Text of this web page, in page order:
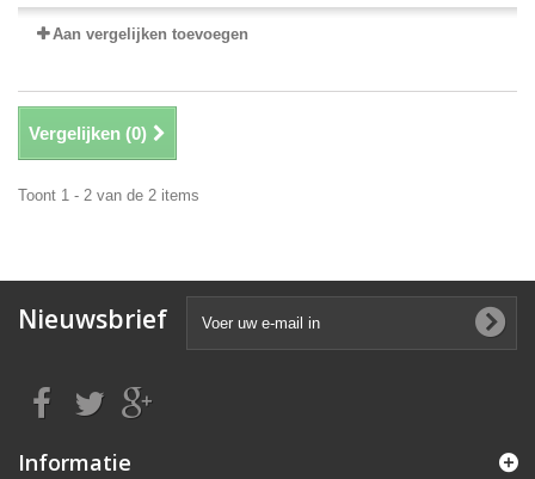
Aan vergelijken toevoegen
Vergelijken (0)
Toont 1 - 2 van de 2 items
Nieuwsbrief
Informatie